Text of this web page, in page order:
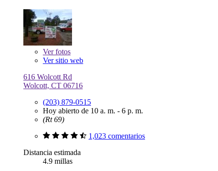
Verfotos
Ver sitio web
616 Wolcott Rd
Wolcott, CT 06716
(203) 879-0515
Hoy abierto de 10 a. m. - 6 p. m.
(Rt 69)
1,023 comentarios
Distancia estimada
4.9 millas